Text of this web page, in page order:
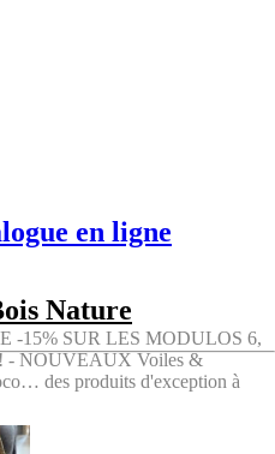
en ligne
-15% SUR LES MODULOS 6,
- NOUVEAUX Voiles &
des produits d'exception à
Nature